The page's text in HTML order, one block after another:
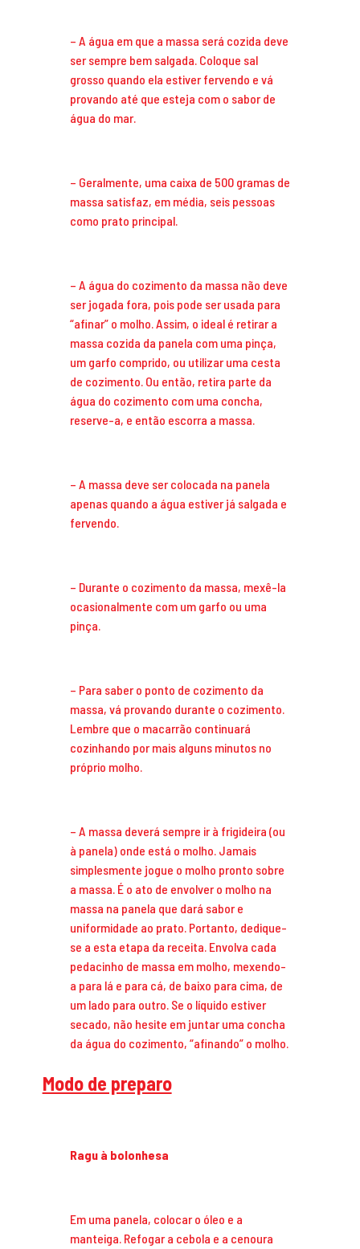
– A água em que a massa será cozida deve
ser sempre bem salgada. Coloque sal
grosso quando ela estiver fervendo e vá
provando até que esteja com o sabor de
água do mar.
– Geralmente, uma caixa de 500 gramas de
massa satisfaz, em média, seis pessoas
como prato principal.
– A água do cozimento da massa não deve
ser jogada fora, pois pode ser usada para
“afinar” o molho. Assim, o ideal é retirar a
massa cozida da panela com uma pinça,
um garfo comprido, ou utilizar uma cesta
de cozimento. Ou então, retira parte da
água do cozimento com uma concha,
reserve-a, e então escorra a massa.
– A massa deve ser colocada na panela
apenas quando a água estiver já salgada e
fervendo.
– Durante o cozimento da massa, mexê-la
ocasionalmente com um garfo ou uma
pinça.
– Para saber o ponto de cozimento da
massa, vá provando durante o cozimento.
Lembre que o macarrão continuará
cozinhando por mais alguns minutos no
próprio molho.
– A massa deverá sempre ir à frigideira (ou
à panela) onde está o molho. Jamais
simplesmente jogue o molho pronto sobre
a massa. É o ato de envolver o molho na
massa na panela que dará sabor e
uniformidade ao prato. Portanto, dedique-
se a esta etapa da receita. Envolva cada
pedacinho de massa em molho, mexendo-
a para lá e para cá, de baixo para cima, de
um lado para outro. Se o líquido estiver
secado, não hesite em juntar uma concha
da água do cozimento, “afinando” o molho.
Modo de preparo
Ragu à bolonhesa
Em uma panela, colocar o óleo e a
manteiga. Refogar a cebola e a cenoura